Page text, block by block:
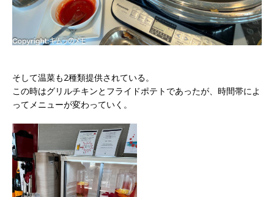
そして温菜も2種類提供されている。
この時はグリルチキンとフライドポテトであったが、時間帯によ
ってメニューが変わっていく。